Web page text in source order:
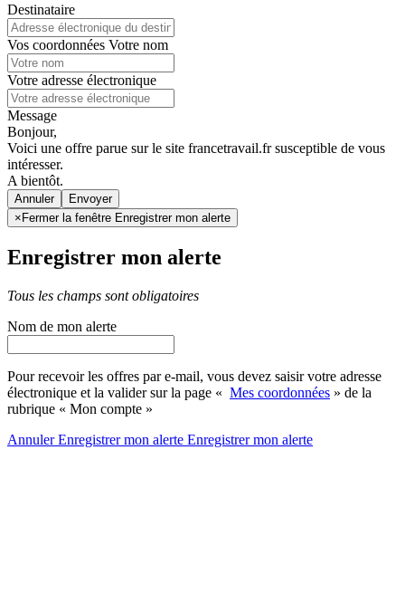
Destinataire
Vos coordonnées Votre nom
Votre adresse électronique
Message
Bonjour,
Voici une offre parue sur le site francetravail.fr susceptible de vous
intéresser.
A bientôt.
Annuler
× Fermer la fenêtre Enregistrer mon alerte
Enregistrer mon alerte
Tous les champs sont obligatoires
Nom de mon alerte
Pour recevoir les offres par e-mail, vous devez saisir votre adresse
électronique et la valider sur la page « Mes coordonnées » de la
rubrique « Mon compte »
AnnulerEnregistrer mon alerte Enregistrermon alerte